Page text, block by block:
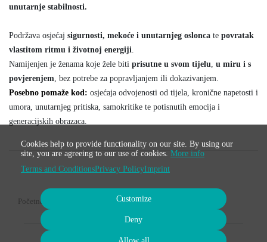
unutarnje stabilnosti.
Podržava osjećaj sigurnosti, mekoće i unutarnjeg oslonca te povratak
vlastitom ritmu i životnoj energiji.
Namijenjen je ženama koje žele biti prisutne u svom tijelu, u miru i s
povjerenjem, bez potrebe za popravljanjem ili dokazivanjem.
Posebno pomaže kod: osjećaja odvojenosti od tijela, kronične napetosti i
umora, unutarnjeg pritiska, samokritike te potisnutih emocija i
generacijskih obrazaca.
Početna stranica
Cookies help to provide functionality on our site. By using our
site, you are agreeing to our use of cookies. More info
Terms and ConditionsPrivacy PolicyImprint
Customize
Deny